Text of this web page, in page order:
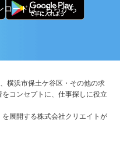
ロードはこちらから
横浜市保土ケ谷区・その他の求
コンセプトに、仕事探しに役立
展開する株式会社クリエイトが